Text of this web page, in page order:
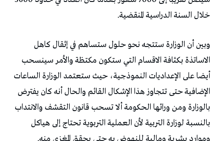
خلال السنة الدراسية المنقضية.
وبين أن الوزارة ستتجه نحو حلول ستساهم في إثقال كاهل
الاساتذة بكثافة الاقسام التي ستكون مكتظة والأمر سينسحب
أيضا على الإعداديات النموذجية، حيث ستعتمد الوزارة الساعات
الإضافية حتى تتجاوز هذا الإشكال القائم والحال أنه كان يفترض
بالوزارة ومن ورائها الحكومة ألا تسحب قانون التقشف والانتداب
بالنسبة لوزارة التربية لأن العملية التربوية تحتاج إلى هياكل